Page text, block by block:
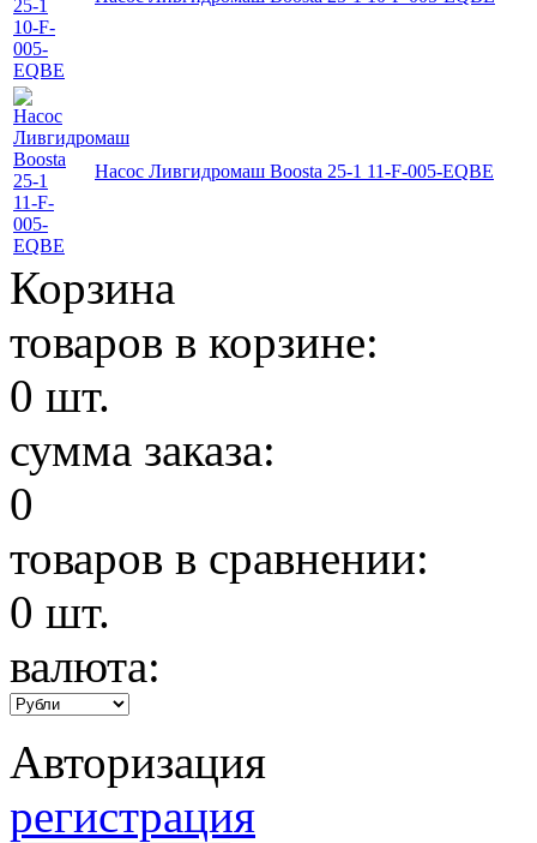
Насос Ливгидромаш Boosta 25-1 11-F-005-EQBE
Корзина
товаров в корзине:
0 шт.
сумма заказа:
0
товаров в сравнении:
0 шт.
валюта:
Авторизация
регистрация